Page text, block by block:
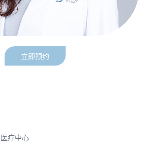
立即预约
疗中心